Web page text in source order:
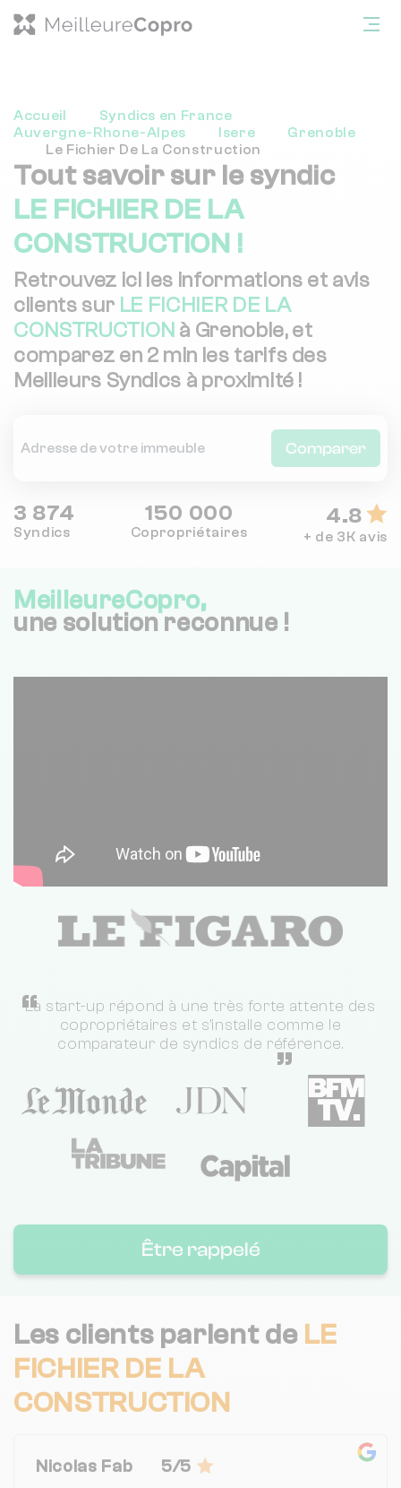
Accueil
Syndics en France
Auvergne-Rhone-Alpes
Isere
Grenoble
Le Fichier De La Construction
Tout savoir sur le syndic
LE FICHIER DE LA
CONSTRUCTION !
Retrouvez ici les informations et avis
clients sur LE FICHIER DE LA
CONSTRUCTION à Grenoble, et
comparez en 2 min les tarifs des
Meilleurs Syndics à proximité !
Comparer
3 874
Syndics
150 000
Copropriétaires
4.8
+ de 3K avis
MeilleureCopro,
une solution reconnue !
“
La start-up répond à une très forte attente des
copropriétaires et s'installe comme le
comparateur de syndics de référence.
”
Être rappelé
Les clients parlent de LE
FICHIER DE LA
CONSTRUCTION
Nicolas Fab 5/5